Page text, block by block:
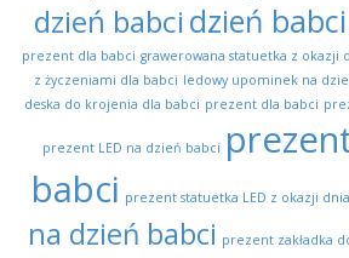
dzień babci dzień
prezent dla babci grawerowana statuetka z okazji
z życzeniami dla babci ledowy upominek na
deska do krojenia dla babci prezent dla babci
prezent LED na dzień babci
babci prezent statuetka LED z okazji
na dzień babci prezent zakładka